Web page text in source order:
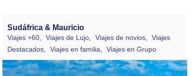
Sudáfrica & Mauricio
Viajes +60, Viajes de Lujo, Viajes de novios,
Viajes
Destacados, Viajes en familia, Viajes en Grupo